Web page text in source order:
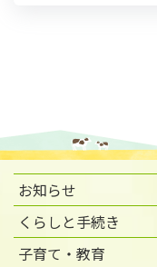
お知らせ
くらしと手続き
子育て・教育